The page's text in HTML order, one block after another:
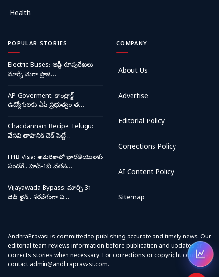
Health
POPULAR STORIES
Electric Buses: ఆర్టీసీ రూపురేఖలు
మార్చే మెగా ప్రాజె…
AP Goverment: కాంట్రాక్ట్
ఉద్యోగులకు ఏపీ ప్రభుత్వం త…
Chaddannam Recipe Telugu:
వేసవి తాపానికి చెక్ పెట్టే…
H1B Visa: అమెరికాలో భారతీయులకు
పండగే.. హెచ్-1బీ వేతన…
Vijayawada Bypass: మార్చి 31
డెడ్ లైన్.. శరవేగంగా వి…
COMPANY
About Us
Advertise
Editorial Policy
Corrections Policy
AI Content Policy
Sitemap
AndhraPravasi is committed to publishing accurate and timely news. Our
editorial team reviews information before publication and updates or
corrects stories when necessary. For corrections or copyright concerns,
contactadmin@andhrapravasi.com.